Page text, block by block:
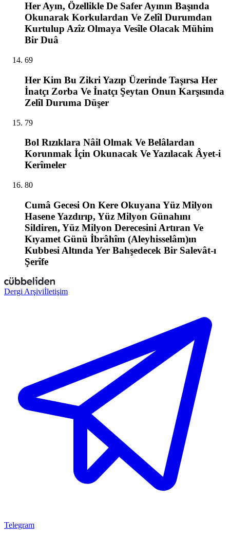
Her Ayın, Özellikle De Safer Ayının Başında
Okunarak Korkulardan Ve Zelîl Durumdan
Kurtulup Azîz Olmaya Vesîle Olacak Mühim
Bir Duâ
69
Her Kim Bu Zikri Yazıp Üzerinde Taşırsa Her
İnatçı Zorba Ve İnatçı Şeytan Onun Karşısında
Zelîl Duruma Düşer
79
Bol Rızıklara Nâil Olmak Ve Belâlardan
Korunmak İçin Okunacak Ve Yazılacak Âyet-i
Kerîmeler
80
Cumâ Gecesi On Kere Okuyana Yüz Milyon
Hasene Yazdırıp, Yüz Milyon Günahını
Sildiren, Yüz Milyon Derecesini Artıran Ve
Kıyamet Günü İbrâhîm (Aleyhisselâm)ın
Kubbesi Altında Yer Bahşedecek Bir Salevât-ı
Şerîfe
Dergi Arşiviİletişim
Telegram